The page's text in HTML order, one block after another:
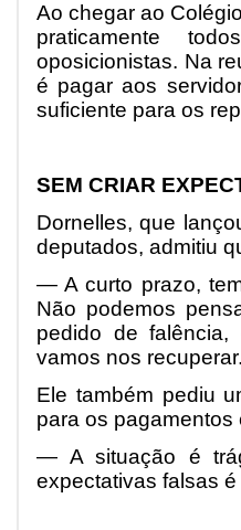
Ao chegar ao
praticamente
oposicionistas. Na
é pagar aos
suficiente para os
SEM CRIAR
Dornelles, que
deputados, admitiu
— A curto prazo,
Não podemos
pedido de
vamos nos recuperar.
Ele também pediu
para os pagamentos
— A situação é
expectativas falsas